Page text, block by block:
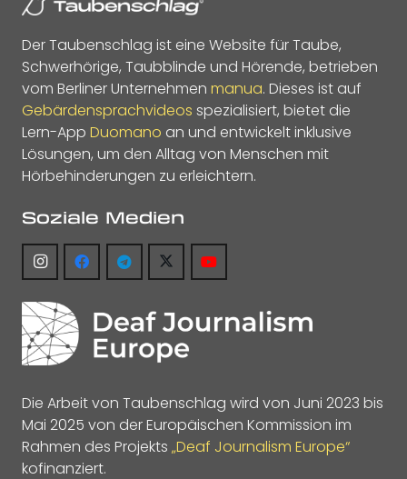
Der Taubenschlag ist eine Website für Taube,
Schwerhörige, Taubblinde und Hörende, betrieben
vom Berliner Unternehmen manua. Dieses ist auf
Gebärdensprachvideos spezialisiert, bietet die
Lern-App Duomano an und entwickelt inklusive
Lösungen, um den Alltag von Menschen mit
Hörbehinderungen zu erleichtern.
Soziale Medien
Die Arbeit von Taubenschlag wird von Juni 2023 bis
Mai 2025 von der Europäischen Kommission im
Rahmen des Projekts „Deaf Journalism Europe“
kofinanziert.